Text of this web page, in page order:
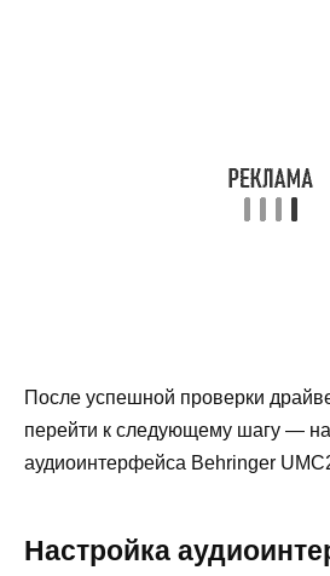
После успешной проверки
перейти к следующему шагу —
аудиоинтерфейса Behringer
Настройка